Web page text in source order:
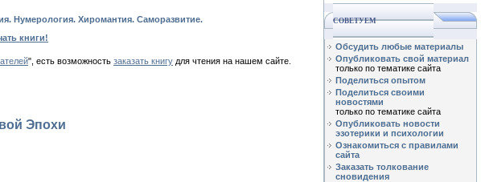
Нумерология. Хиромантия. Саморазвитие.
книги!
", есть возможность заказать книгу для чтения на нашем сайте.
Эпохи
СОВЕТУЕМ
Обсудить любые материалы
Опубликовать свой материал
только по тематике сайта
Поделиться опытом
Поделиться своими
новостями
только по тематике сайта
Опубликовать новости
эзотерики и психологии
Ознакомиться с правилами
сайта
Заказать толкование
сновидения